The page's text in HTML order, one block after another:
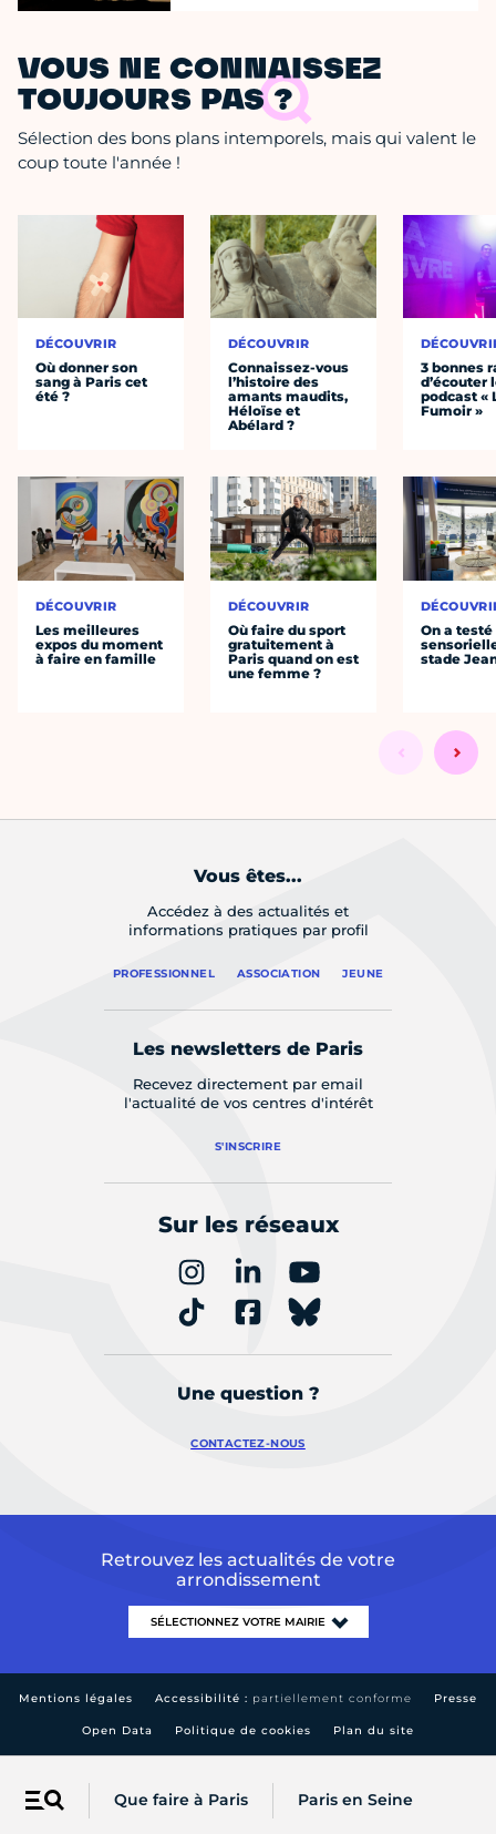
Menu Que faire à Paris Paris en Seine
VOUS NE CONNAISSEZ
TOUJOURS PAS ?
Sélection des bons plans intemporels, mais qui valent le
coup toute l'année !
DÉCOUVRIR
Où donner son
sang à Paris cet
été ?
DÉCOUVRIR
Les meilleures
expos du moment
à faire en famille
DÉCOUVRIR
Connaissez-vous
l’histoire des
amants maudits,
Héloïse et
Abélard ?
DÉCOUVRIR
Où faire du sport
gratuitement à
Paris quand on est
une femme ?
3 bonnes
d’écouter
podcast «
Fumoir »
On a
stade
Vous êtes...
Accédez à des actualités et
informations pratiques par profil
PROFESSIONNEL ASSOCIATION JEUNE
Les newsletters de Paris
Recevez directement par email
l'actualité de vos centres d'intérêt
S'INSCRIRE
Sur les réseaux
Une question ?
CONTACTEZ-NOUS
Retrouvez les actualités de votre
arrondissement
Mentions légales Accessibilité : partiellement conforme Presse
Open Data Politique de cookies Plan du site